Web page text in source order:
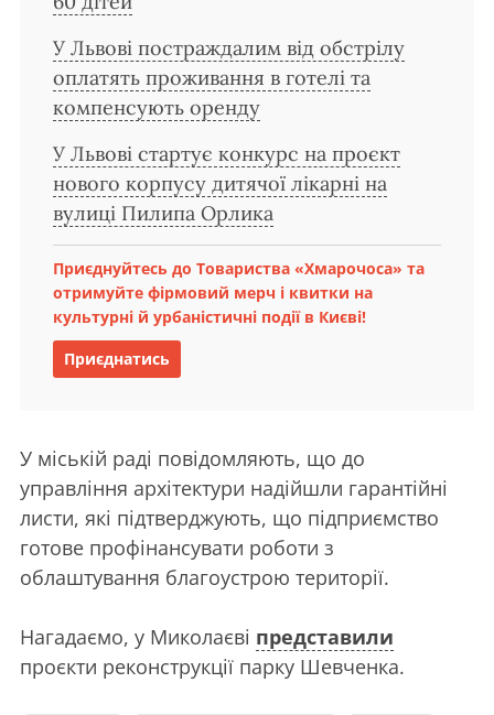
У Львові постраждалим від обстрілу
оплатять проживання в готелі та
компенсують оренду
У Львові стартує конкурс на проєкт
нового корпусу дитячої лікарні на
вулиці Пилипа Орлика
Приєднуйтесь до Товариства «Хмарочоса» та
отримуйте фірмовий мерч і квитки на
культурні й урбаністичні події в Києві!
Приєднатись
У міській раді повідомляють, що до
управління архітектури надійшли гарантійні
листи, які підтверджують, що підприємство
готове профінансувати роботи з
облаштування благоустрою території.
Нагадаємо, у Миколаєві представили
проєкти реконструкції парку Шевченка.